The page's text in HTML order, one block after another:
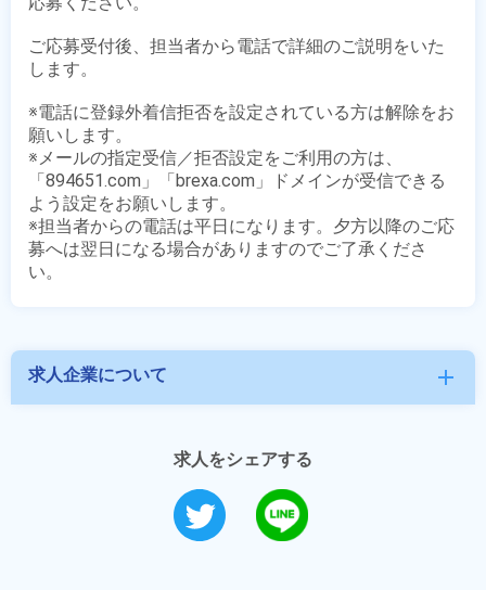
ご応募受付後、担当者から電話で詳細のご説明をいた
します。
※電話に登録外着信拒否を設定されている方は解除をお
願いします。
※メールの指定受信／拒否設定をご利用の方は、
「894651.com」「brexa.com」ドメインが受信できる
よう設定をお願いします。
※担当者からの電話は平日になります。夕方以降のご応
募へは翌日になる場合がありますのでご了承くださ
求人企業について add
求人をシェアする